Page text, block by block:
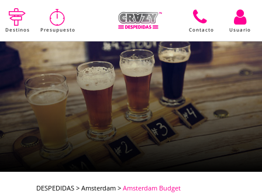
Destinos Presupuesto Contacto Usuario
DESPEDIDAS > Amsterdam > Amsterdam Budget